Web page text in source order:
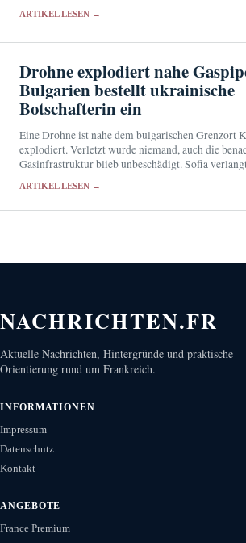
ARTIKEL LESEN →
Drohne explodiert nahe
Bulgarien bestellt ukrainische
Botschafterin ein
Eine Drohne ist nahe dem bulgarischen Grenzort
explodiert. Verletzt wurde niemand, auch die
Gasinfrastruktur blieb unbeschädigt. Sofia
ARTIKEL LESEN →
NACHRICHTEN.FR
Aktuelle Nachrichten, Hintergründe und praktische
Orientierung rund um Frankreich.
INFORMATIONEN
Impressum
Datenschutz
Kontakt
ANGEBOTE
France Premium